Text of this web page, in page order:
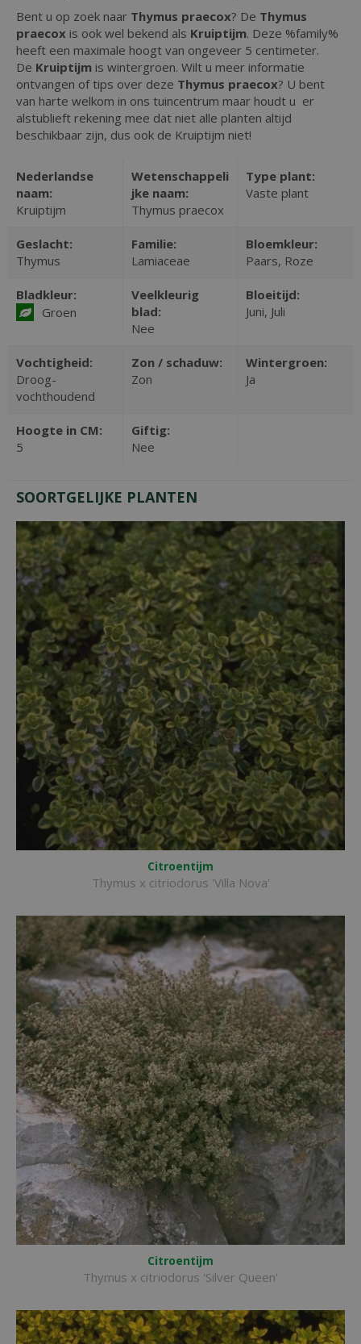
Bent u op zoek naar Thymus praecox? De Thymus
praecox is ook wel bekend als Kruiptijm. Deze %family%
heeft een maximale hoogt van ongeveer 5 centimeter.
De Kruiptijm is wintergroen. Wilt u meer informatie
ontvangen of tips over deze Thymus praecox? U bent
van harte welkom in ons tuincentrum maar houdt u er
alstublieft rekening mee dat niet alle planten altijd
beschikbaar zijn, dus ook de Kruiptijm niet!
Nederlandse
naam:
Kruiptijm
Wetenschappeli
jke naam:
Thymus praecox
Type plant:
Vaste plant
Geslacht:
Thymus
Familie:
Lamiaceae
Bloemkleur:
Paars, Roze
Bladkleur:
Groen
Veelkleurig
blad:
Nee
Bloeitijd:
Juni, Juli
Vochtigheid:
Droog-
vochthoudend
Zon / schaduw:
Zon
Wintergroen:
Ja
Hoogte in CM:
5
Giftig:
Nee
SOORTGELIJKE PLANTEN
Citroentijm
Thymus x citriodorus 'Villa Nova'
Citroentijm
Thymus x citriodorus 'Silver Queen'